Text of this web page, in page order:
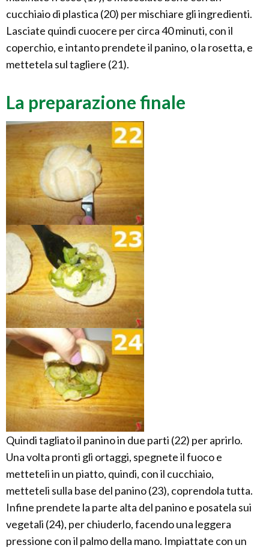
cucchiaio di plastica (20) per mischiare gli ingredienti.
Lasciate quindi cuocere per circa 40 minuti, con il
coperchio, e intanto prendete il panino, o la rosetta, e
mettetela sul tagliere (21).
La preparazione finale
Quindi tagliato il panino in due parti (22) per aprirlo.
Una volta pronti gli ortaggi, spegnete il fuoco e
metteteli in un piatto, quindi, con il cucchiaio,
metteteli sulla base del panino (23), coprendola tutta.
Infine prendete la parte alta del panino e posatela sui
vegetali (24), per chiuderlo, facendo una leggera
pressione con il palmo della mano. Impiattate con un